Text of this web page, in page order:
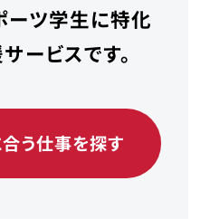
ーツ学生に特化
ービスです。
う仕事を探す